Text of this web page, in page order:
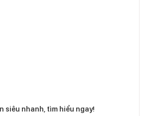
siêu nhanh, tìm hiểu ngay!